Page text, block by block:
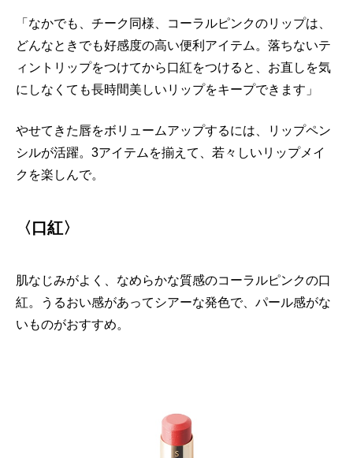
「なかでも、チーク同様、コーラルピンクのリップは、
どんなときでも好感度の高い便利アイテム。落ちないテ
ィントリップをつけてから口紅をつけると、お直しを気
にしなくても長時間美しいリップをキープできます」
やせてきた唇をボリュームアップするには、リップペン
シルが活躍。3アイテムを揃えて、若々しいリップメイ
クを楽しんで。
〈口紅〉
肌なじみがよく、なめらかな質感のコーラルピンクの口
紅。うるおい感があってシアーな発色で、パール感がな
いものがおすすめ。